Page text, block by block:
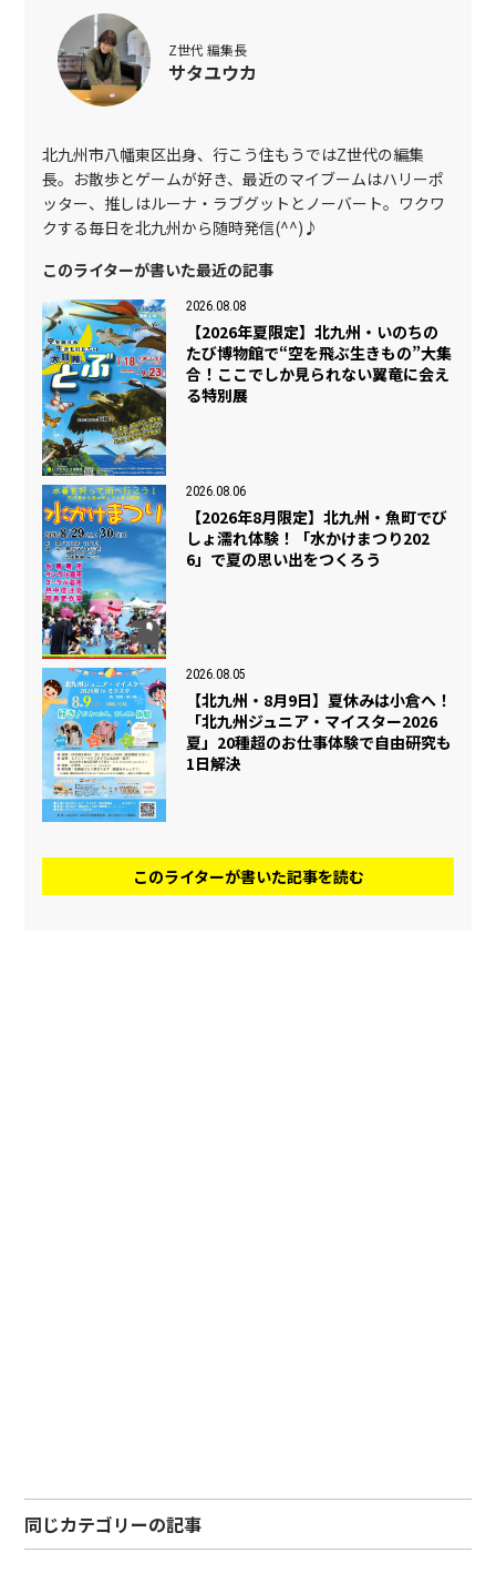
Z世代 編集長
サタユウカ
北九州市八幡東区出身、行こう住もうではZ世代の編集
長。お散歩とゲームが好き、最近のマイブームはハリーポ
ッター、推しはルーナ・ラブグットとノーバート。ワクワ
クする毎日を北九州から随時発信(^^)♪
このライターが書いた最近の記事
2026.08.08
【2026年夏限定】北九州・いのちの
たび博物館で“空を飛ぶ生きもの”大集
合！ここでしか見られない翼竜に会え
る特別展
2026.08.06
【2026年8月限定】北九州・魚町でび
しょ濡れ体験！「水かけまつり202
6」で夏の思い出をつくろう
2026.08.05
【北九州・8月9日】夏休みは小倉へ！
「北九州ジュニア・マイスター2026
夏」20種超のお仕事体験で自由研究も
1日解決
このライターが書いた記事を読む
同じカテゴリーの記事